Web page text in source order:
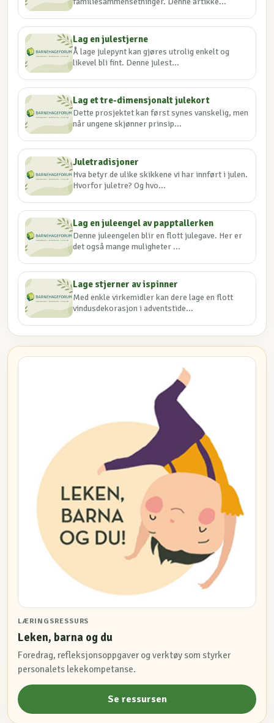
Lag en julestjerne
Å lage julepynt kan gjøres utrolig enkelt og
likevel bli fint. Denne julest...
Lag et tre-dimensjonalt julekort
Dette prosjektet kan først synes vanskelig, men
når ungene skjønner prinsip...
Juletradisjoner
Hva betyr de ulike skikkene vi har innført i julen.
Hvorfor juletre? Og hvo...
Lag en juleengel av papptallerken
Denne juleengelen blir en flott julegave. Her er
det også mange muligheter ...
Lage stjerner av ispinner
Med enkle virkemidler kan dere lage en flott
vindusdekorasjon i adventstide...
LÆRINGSRESSURS
Leken, barna og du
Foredrag, refleksjonsoppgaver og verktøy som styrker
personalets lekekompetanse.
Se ressursen